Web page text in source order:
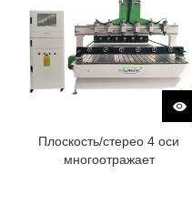
Плоскость/стерео 4 оси
многоотражает